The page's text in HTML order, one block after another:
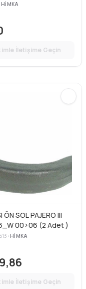
HIMKA
İletişime Geçin
ÖN SOL PAJERO III
00>06 (2 Adet )
• HIMKA
İletişime Geçin